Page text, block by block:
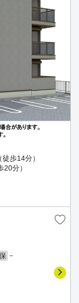
歩14分）
分）
－